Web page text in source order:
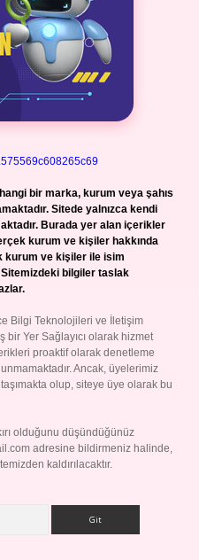
bir marka, kurum veya şahıs
Sitede yalnızca kendi
Burada yer alan içerikler
kurum ve kişiler hakkında
kurum ve kişiler ile isim
bilgiler taslak
Bilgi Teknolojileri ve İletişim
bir Yer Sağlayıcı olarak hizmet
proaktif olarak denetleme
Ancak, üyelerimiz
olup, siteye üye olarak bu
olduğunu düşündüğünüz
adresine bildirmeniz halinde,
kaldırılacaktır.